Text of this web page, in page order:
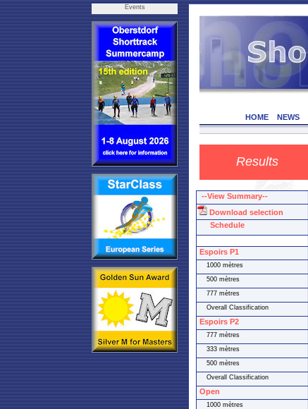
Events
HOME NEWS
Results
--View Summary--
Download selection
Schedule
Espoirs P1
1000 mètres
500 mètres
777 mètres
Overall Classification
Espoirs P2
777 mètres
333 mètres
500 mètres
Overall Classification
Open
1000 mètres